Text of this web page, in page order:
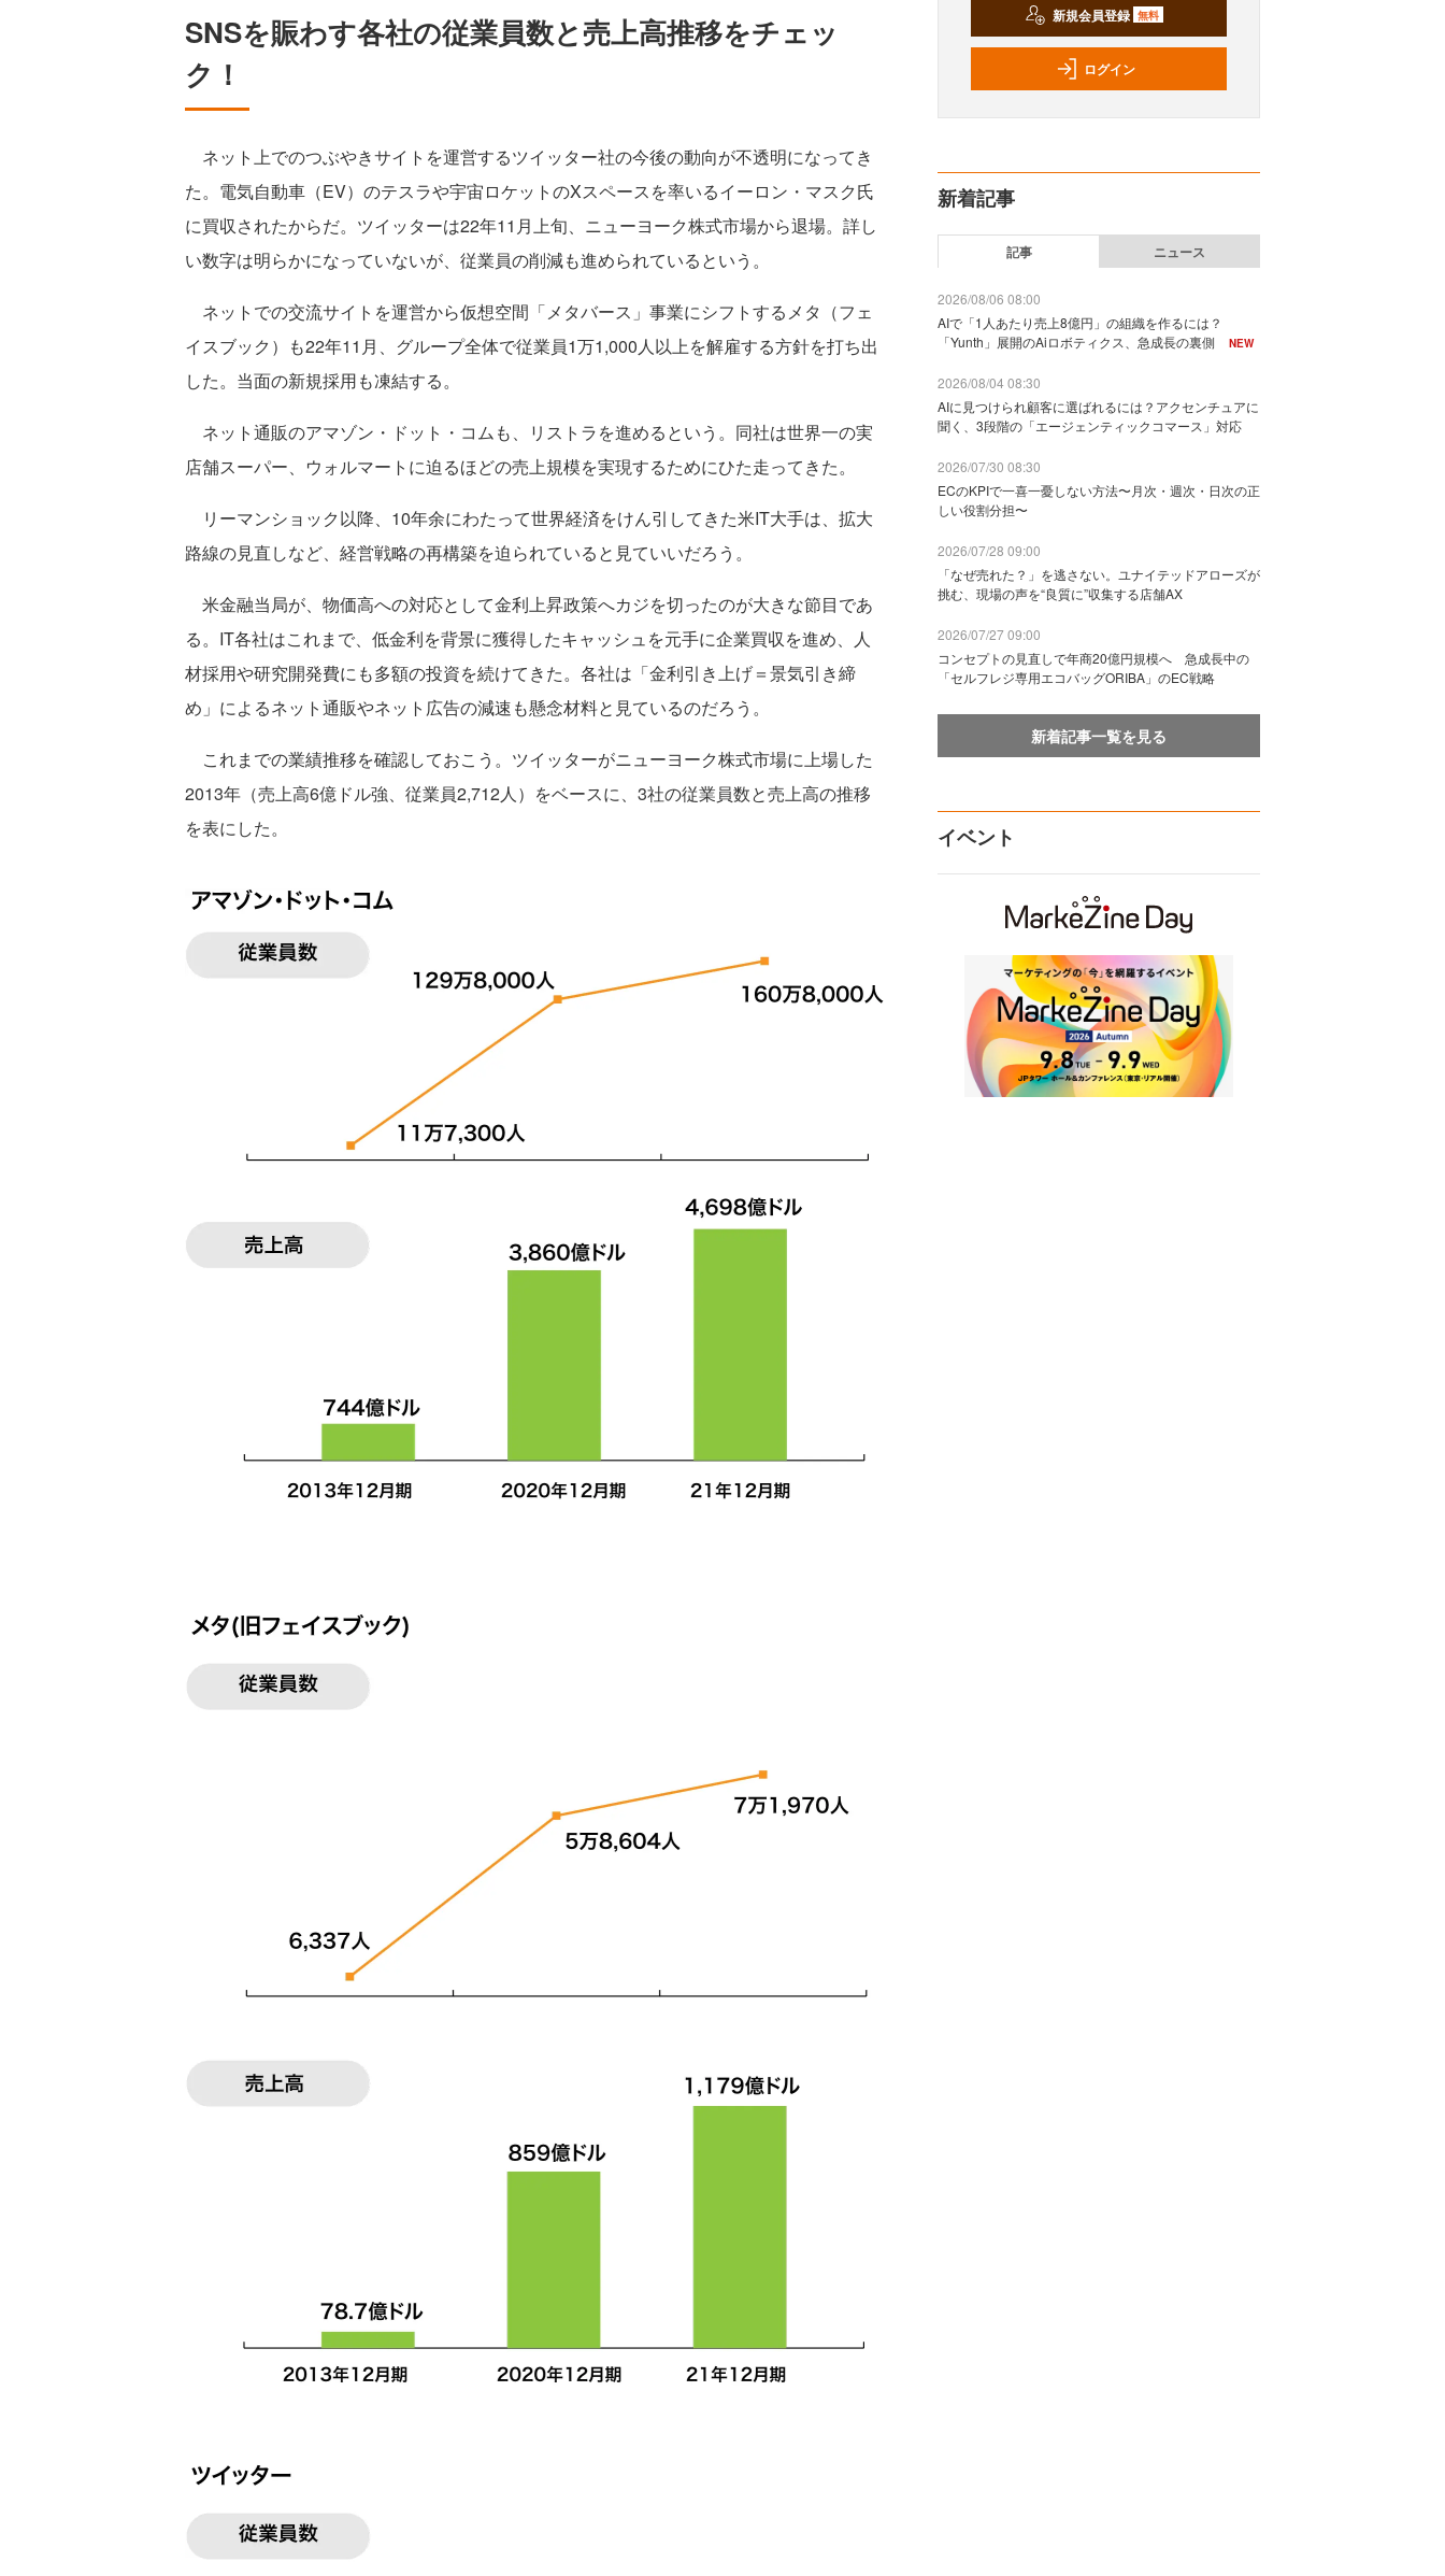
SNSを賑わす各社の従業員数と売上高推移をチェッ
ク！
ネット上でのつぶやきサイトを運営するツイッター社の今後の動向が不透明になってき
た。電気自動車（EV）のテスラや宇宙ロケットのXスペースを率いるイーロン・マスク氏
に買収されたからだ。ツイッターは22年11月上旬、ニューヨーク株式市場から退場。詳し
い数字は明らかになっていないが、従業員の削減も進められているという。
ネットでの交流サイトを運営から仮想空間「メタバース」事業にシフトするメタ（フェ
イスブック）も22年11月、グループ全体で従業員1万1,000人以上を解雇する方針を打ち出
した。当面の新規採用も凍結する。
ネット通販のアマゾン・ドット・コムも、リストラを進めるという。同社は世界一の実
店舗スーパー、ウォルマートに迫るほどの売上規模を実現するためにひた走ってきた。
リーマンショック以降、10年余にわたって世界経済をけん引してきた米IT大手は、拡大
路線の見直しなど、経営戦略の再構築を迫られていると見ていいだろう。
米金融当局が、物価高への対応として金利上昇政策へカジを切ったのが大きな節目であ
る。IT各社はこれまで、低金利を背景に獲得したキャッシュを元手に企業買収を進め、人
材採用や研究開発費にも多額の投資を続けてきた。各社は「金利引き上げ＝景気引き締
め」によるネット通販やネット広告の減速も懸念材料と見ているのだろう。
これまでの業績推移を確認しておこう。ツイッターがニューヨーク株式市場に上場した
2013年（売上高6億ドル強、従業員2,712人）をベースに、3社の従業員数と売上高の推移
を表にした。
新規会員登録 無料
ログイン
新着記事
記事 ニュース
2026/08/06 08:00
AIで「1人あたり売上8億円」の組織を作るには？
「Yunth」展開のAiロボティクス、急成長の裏側
NEW
2026/08/04 08:30
AIに見つけられ顧客に選ばれるには？アクセンチュアに
聞く、3段階の「エージェンティックコマース」対応
2026/07/30 08:30
ECのKPIで一喜一憂しない方法〜月次・週次・日次の正
しい役割分担〜
2026/07/28 09:00
「なぜ売れた？」を逃さない。ユナイテッドアローズが
挑む、現場の声を“良質に”収集する店舗AX
2026/07/27 09:00
コンセプトの見直しで年商20億円規模へ 急成長中の
「セルフレジ専用エコバッグORIBA」のEC戦略
新着記事一覧を見る
イベント